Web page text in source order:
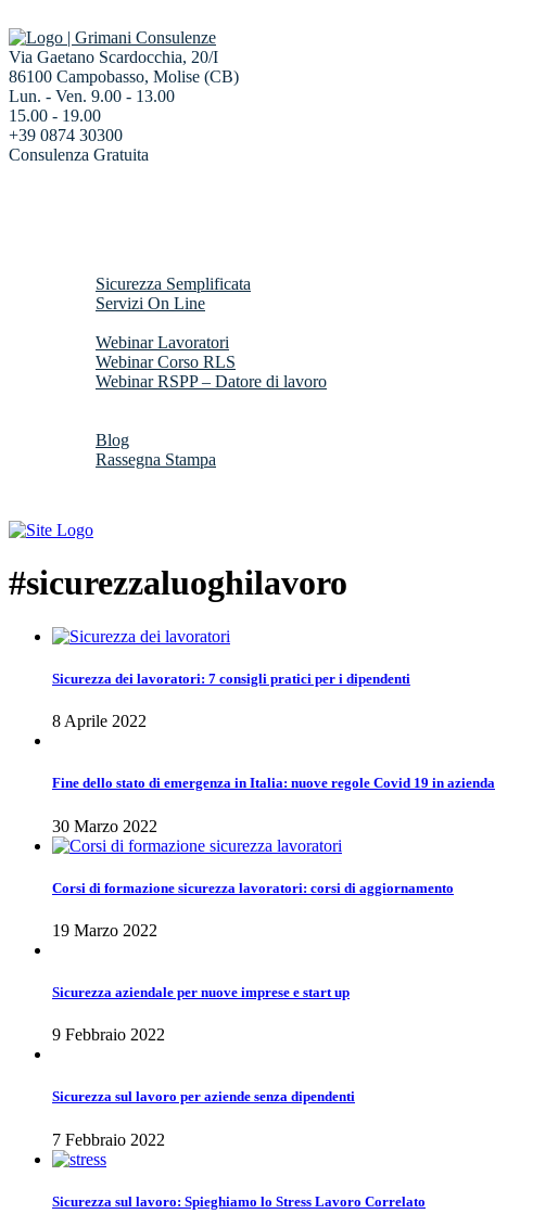
Via Gaetano Scardocchia, 20/I
86100 Campobasso, Molise (CB)
Lun. - Ven. 9.00 - 13.00
15.00 - 19.00
+39 0874 30300
Consulenza Gratuita
Sicurezza Semplificata
Servizi On Line
Webinar Lavoratori
Webinar Corso RLS
Webinar RSPP – Datore di lavoro
Blog
Rassegna Stampa
#sicurezzaluoghilavoro
Sicurezza dei lavoratori: 7 consigli pratici per i dipendenti
8 Aprile 2022
Fine dello stato di emergenza in Italia: nuove regole Covid 19 in azienda
30 Marzo 2022
Corsi di formazione sicurezza lavoratori: corsi di aggiornamento
19 Marzo 2022
Sicurezza aziendale per nuove imprese e start up
9 Febbraio 2022
Sicurezza sul lavoro per aziende senza dipendenti
7 Febbraio 2022
Sicurezza sul lavoro: Spieghiamo lo Stress Lavoro Correlato